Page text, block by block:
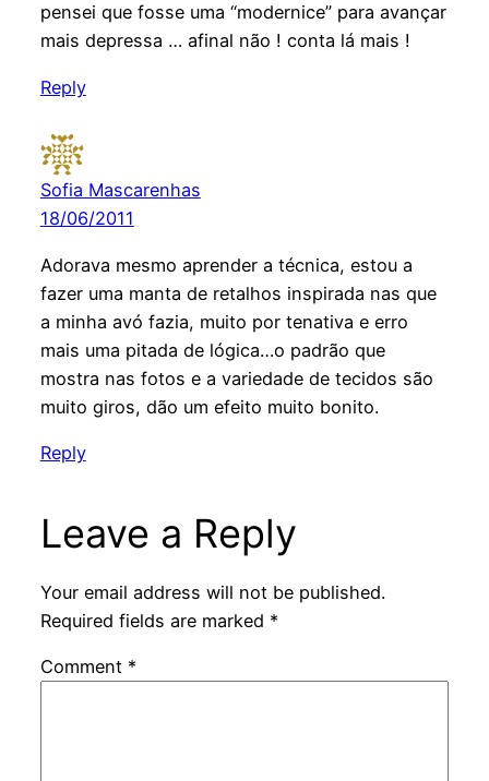
pensei que fosse uma “modernice” para avançar
mais depressa … afinal não ! conta lá mais !
Reply
Sofia Mascarenhas
18/06/2011
Adorava mesmo aprender a técnica, estou a
fazer uma manta de retalhos inspirada nas que
a minha avó fazia, muito por tenativa e erro
mais uma pitada de lógica…o padrão que
mostra nas fotos e a variedade de tecidos são
muito giros, dão um efeito muito bonito.
Reply
Leave a Reply
Your email address will not be published.
Required fields are marked *
Comment *